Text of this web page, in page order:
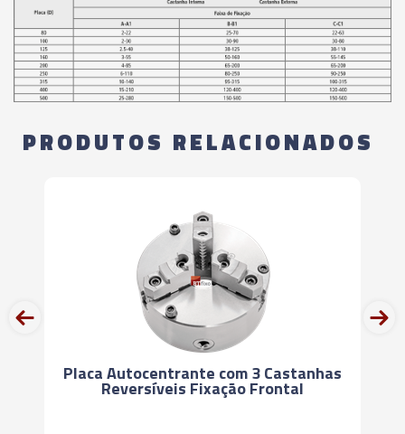
PRODUTOS RELACIONADOS
Placa Autocentrante com 3 Castanhas
Reversíveis Fixação Frontal
prev next